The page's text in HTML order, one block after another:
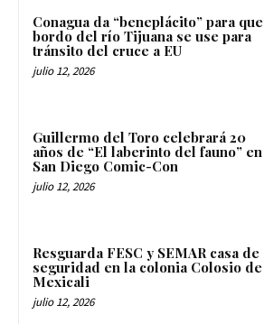
Conagua da “beneplácito” para que
bordo del río Tijuana se use para
tránsito del cruce a EU
julio 12, 2026
Guillermo del Toro celebrará 20
años de “El laberinto del fauno” en
San Diego Comic-Con
julio 12, 2026
Resguarda FESC y SEMAR casa de
seguridad en la colonia Colosio de
Mexicali
julio 12, 2026